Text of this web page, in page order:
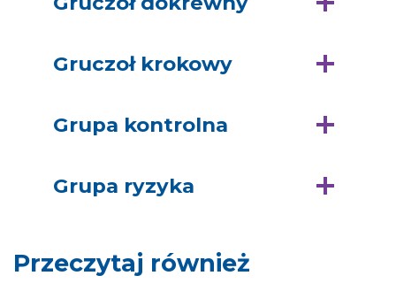
Gruczoł krokowy
Grupa kontrolna
Grupa ryzyka
Przeczytaj również